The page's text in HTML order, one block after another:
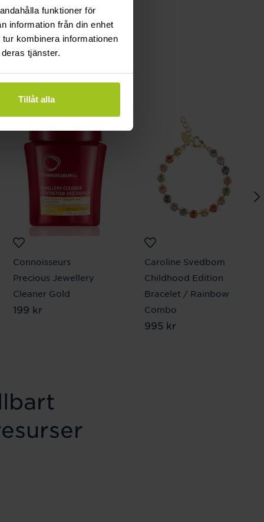
funktioner för
information från din enhet
kombinera informationen
tjänster.
Tillåt alla
Connoisseurs
Precious Jewellery
Cleaner Gold
Pris :199 kr
199 kr
Caroline Svedbom
Childhood Edition
Bracelet / Rainbow
Combo
Pris:995 kr
995 kr